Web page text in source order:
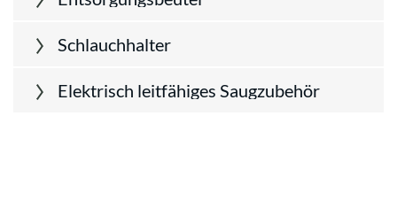
Schlauchhalter
Elektrisch leitfähiges Saugzubehör